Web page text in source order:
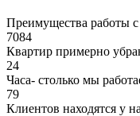
Преимущества работы
7084
Квартир примерно
24
Часа- столько мы
79
Клиентов находятся у